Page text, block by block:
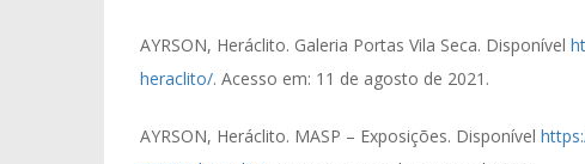
AYRSON, Heráclito. Galeria Portas Vila Seca. Disponível
heraclito/. Acesso em: 11 de agosto de 2021.
AYRSON, Heráclito. MASP – Exposições. Disponível